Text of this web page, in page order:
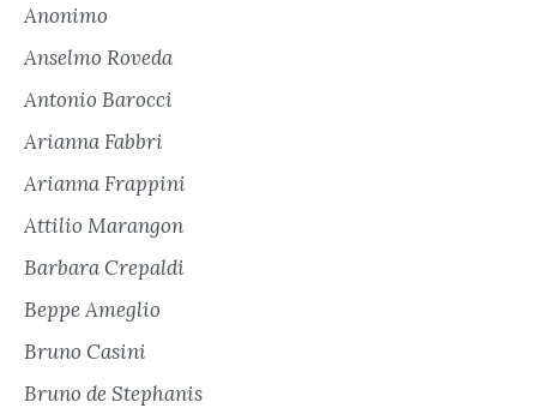
Anonimo
Anselmo Roveda
Antonio Barocci
Arianna Fabbri
Arianna Frappini
Attilio Marangon
Barbara Crepaldi
Beppe Ameglio
Bruno Casini
Bruno de Stephanis